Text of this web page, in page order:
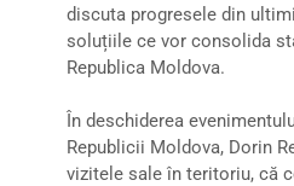
discuta progresele din
soluțiile ce vor consolida
Republica Moldova.
În deschiderea
Republicii Moldova, Dorin
vizitele sale în teritoriu, că